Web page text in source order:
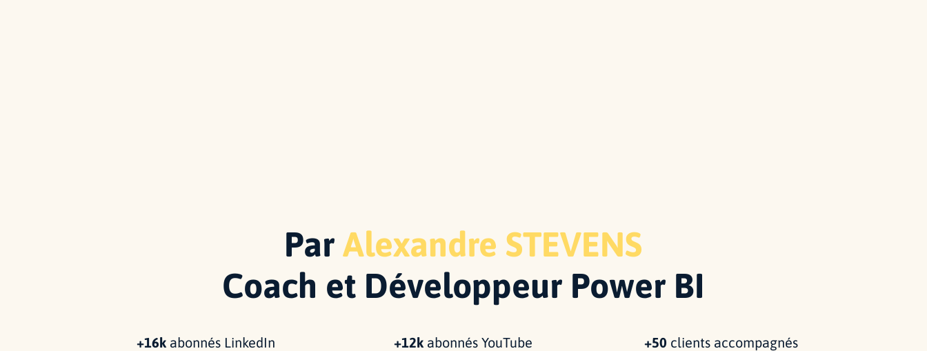
ParAlexandre STEVENS
Coach et Développeur Power BI
+16k abonnés LinkedIn +12k abonnés YouTube +50 clients accompagnés